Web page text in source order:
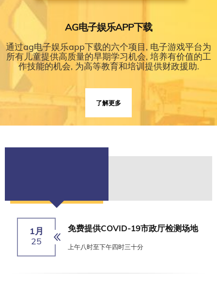
AG电子娱乐APP下载
通过ag电子娱乐app下载的六个项目, 电子游戏平台为
所有儿童提供高质量的早期学习机会, 培养有价值的工
作技能的机会, 为高等教育和培训提供财政援助.
了解更多
1月
25
免费提供COVID-19市政厅检测场地
上午八时至下午四时三十分